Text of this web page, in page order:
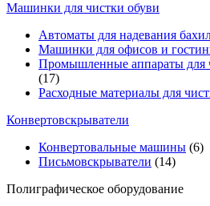
Машинки для чистки обуви
Автоматы для надевания
Машинки для офисов и
Промышленные аппараты для
(17)
Расходные материалы для
Конвертовскрыватели
Конвертовальные машины (6)
Письмовскрыватели (14)
Полиграфическое оборудование